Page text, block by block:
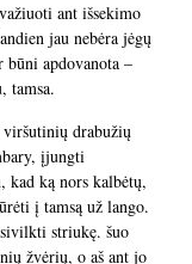
ant išsekimo
jau nebėra jėgų
apdovanota –
tamsa.
drabužių
įjungti
ką nors kalbėtų,
į tamsą už lango.
striukę. šuo
žvėrių, o aš ant jo